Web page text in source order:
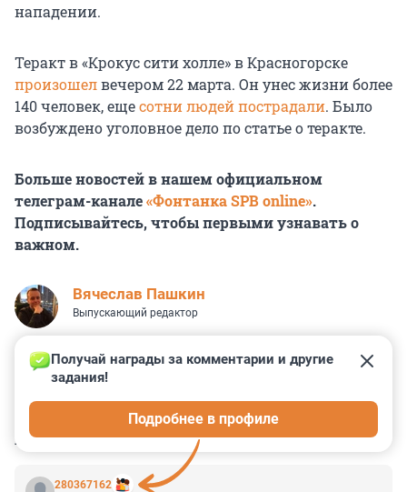
нападении.
Теракт в «Крокус сити холле» в Красногорске
произошелвечером 22 марта. Он унес жизни более
140 человек, ещесотни людей пострадали. Было
возбуждено уголовное дело по статье о теракте.
Больше новостей в нашем официальном
телеграм-канале«Фонтанка SPB online».
Подписывайтесь, чтобы первыми узнавать о
важном.
Вячеслав Пашкин
Выпускающий редактор
КОММЕНТАРИИ 22
280367162
Получай награды за комментарии и другие
задания!
Подробнее в профиле